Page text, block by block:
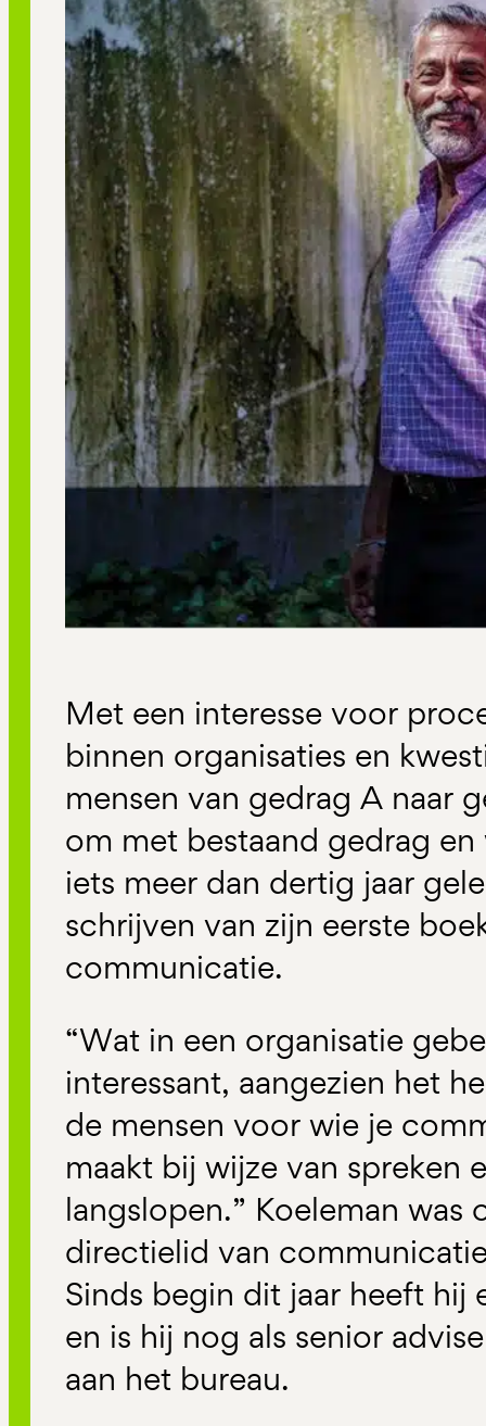
Met een interesse voor
binnen organisaties en
mensen van gedrag A naar
om met bestaand gedrag en
iets meer dan dertig jaar
schrijven van zijn eerste
communicatie.
“Wat in een organisatie
interessant, aangezien het
de mensen voor wie je
maakt bij wijze van spreken
langslopen.” Koeleman
directielid van
Sinds begin dit jaar heeft hij
en is hij nog als senior
aan het bureau.